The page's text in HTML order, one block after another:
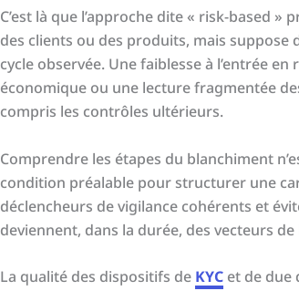
C’est là que l’approche dite « risk-based
des clients ou des produits, mais suppose
cycle observée. Une faiblesse à l’entrée
économique ou une lecture fragmentée
compris les contrôles ultérieurs.
Comprendre les étapes du blanchiment
condition préalable pour structurer une
déclencheurs de vigilance cohérents et
deviennent, dans la durée, des vecteurs
La qualité des dispositifs de KYC et de due